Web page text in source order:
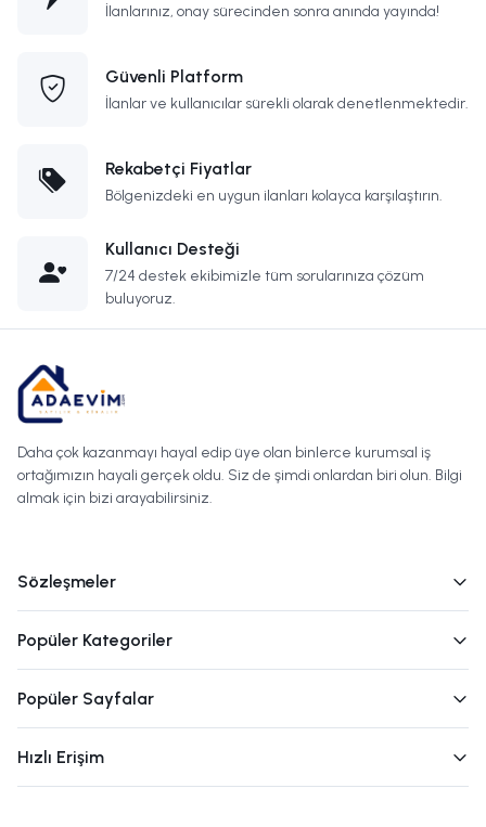
İlanlarınız, onay sürecinden sonra anında yayında!
Güvenli Platform
İlanlar ve kullanıcılar sürekli olarak denetlenmektedir.
Rekabetçi Fiyatlar
Bölgenizdeki en uygun ilanları kolayca karşılaştırın.
Kullanıcı Desteği
7/24 destek ekibimizle tüm sorularınıza çözüm
buluyoruz.
Daha çok kazanmayı hayal edip üye olan binlerce kurumsal iş
ortağımızın hayali gerçek oldu. Siz de şimdi onlardan biri olun. Bilgi
almak için bizi arayabilirsiniz.
Sözleşmeler
Popüler Kategoriler
Popüler Sayfalar
Hızlı Erişim